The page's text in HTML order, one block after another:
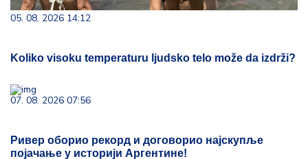
05. 08. 2026 14:12
Koliko visoku temperaturu ljudsko telo može da izdrži?
07. 08. 2026 07:56
Ривер оборио рекорд и договорио најскупље
појачање у историји Аргентине!